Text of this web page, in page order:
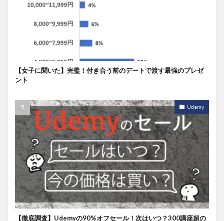
【女子に聞いた】完璧！付き合う前のデートで渡す最強のプレゼ
ント
Udemy
【徹底調査】Udemyの90%オフセール！次はいつ？300講座超の